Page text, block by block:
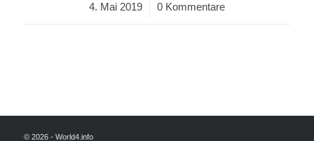
4. Mai 2019
/ 0 Kommentare
© 2026 - World4.info